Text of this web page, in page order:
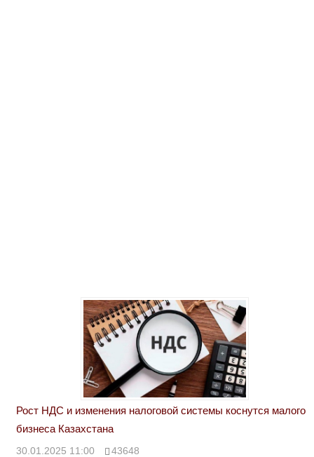
Рост НДС и изменения налоговой системы коснутся малого
бизнеса Казахстана
30.01.2025 11:00 43648